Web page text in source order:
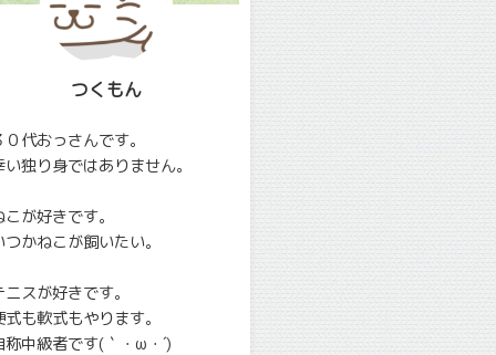
つくもん
０代おっさんです。
い独り身ではありません。
こが好きです。
つかねこが飼いたい。
ニスが好きです。
式も軟式もやります。
称中級者です(｀・ω・´)